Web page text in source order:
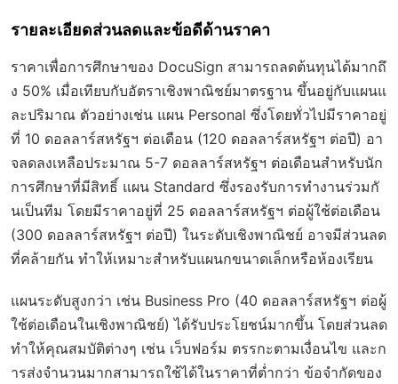
รายละเอียดส่วนลดและข้อดีด้านราคา
ราคาเพื่อการศึกษาของ DocuSign สามารถลดต้นทุนได้มากถึ
ง 50% เมื่อเทียบกับอัตราเชิงพาณิชย์มาตรฐาน ขึ้นอยู่กับแผนแ
ละปริมาณ ตัวอย่างเช่น แผน Personal ซึ่งโดยทั่วไปมีราคาอยู่
ที่ 10 ดอลลาร์สหรัฐฯ ต่อเดือน (120 ดอลลาร์สหรัฐฯ ต่อปี) อา
จลดลงเหลือประมาณ 5-7 ดอลลาร์สหรัฐฯ ต่อเดือนสำหรับนัก
การศึกษาที่มีสิทธิ์ แผน Standard ซึ่งรองรับการทำงานร่วมกั
นเป็นทีม โดยมีราคาอยู่ที่ 25 ดอลลาร์สหรัฐฯ ต่อผู้ใช้ต่อเดือน
(300 ดอลลาร์สหรัฐฯ ต่อปี) ในระดับเชิงพาณิชย์ อาจมีส่วนลด
ที่คล้ายกัน ทำให้เหมาะสำหรับแผนกขนาดเล็กหรือห้องเรียน
แผนระดับสูงกว่า เช่น Business Pro (40 ดอลลาร์สหรัฐฯ ต่อผู้
ใช้ต่อเดือนในเชิงพาณิชย์) ได้รับประโยชน์มากขึ้น โดยส่วนลด
ทำให้คุณสมบัติต่างๆ เช่น เว็บฟอร์ม ตรรกะตามเงื่อนไข และก
ารส่งจำนวนมากสามารถใช้ได้ในราคาที่ต่ำกว่า ข้อจำกัดของ